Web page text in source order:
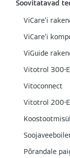
Soovitatavad
ViCare’i
ViCare’i
ViGuide
Vitotrol 300-
Vitoconnect
Vitotrol 200-
Põrandale